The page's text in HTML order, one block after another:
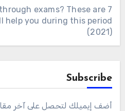
exams? These are 7
help you during this period
(2021)
Subscribe
أضف إيميلك لتحصل على آخر